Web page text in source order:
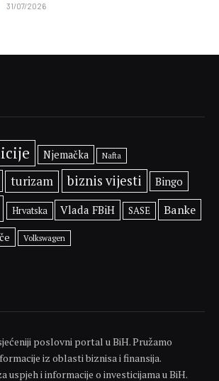
31/07/2026
Njemačka Nafta
turizam biznis vijesti Bingo
Hrvatska Vlada FBiH SASE Banke
Volkswagen
poslovni portal u BiH. Pružamo
iz oblasti biznisa i finansija.
uspjeh i informacije o investicijama u BiH.